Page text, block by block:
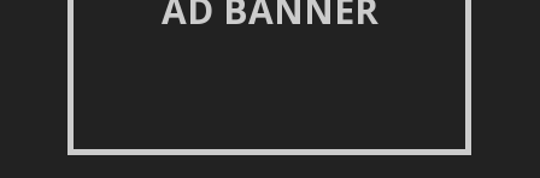
AD BANNER